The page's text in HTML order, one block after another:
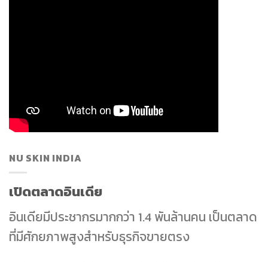
NU SKIN INDIA
เปิดตลาดอินเดีย
อินเดียมีประชากรมากกว่า 1.4 พันล้านคน เป็นตลาด
ที่มีศักยภาพสูงสำหรับธุรกิจขายตรง